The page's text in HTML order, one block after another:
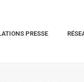
PRESSE